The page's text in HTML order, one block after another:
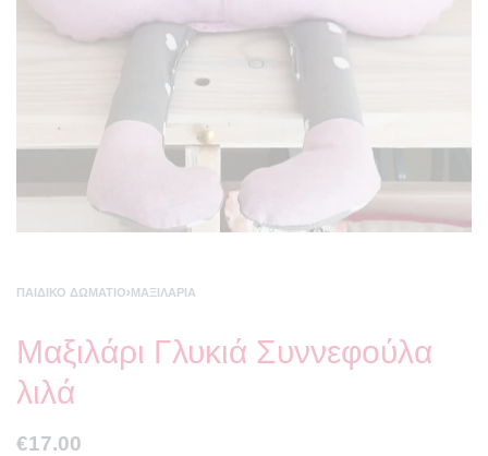
ΠΑΙΔΙΚΌ ΔΩΜΆΤΙΟ›ΜΑΞΙΛΆΡΙΑ
Μαξιλάρι Γλυκιά Συννεφούλα
λιλά
€17.00